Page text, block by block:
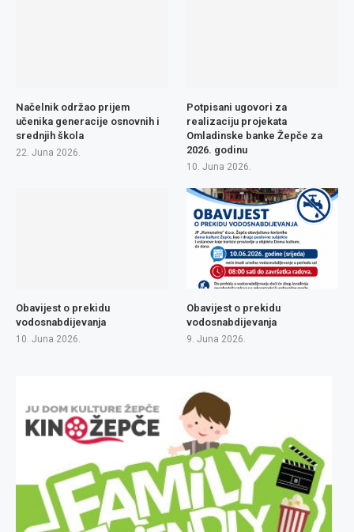
Načelnik održao prijem
učenika generacije osnovnih i
srednjih škola
22. Juna 2026.
Potpisani ugovori za
realizaciju projekata
Omladinske banke Žepče za
2026. godinu
10. Juna 2026.
Obavijest o prekidu
vodosnabdijevanja
10. Juna 2026.
Obavijest o prekidu
vodosnabdijevanja
9. Juna 2026.